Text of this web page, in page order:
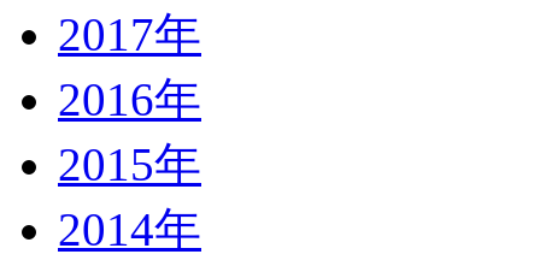
2017年
2016年
2015年
2014年